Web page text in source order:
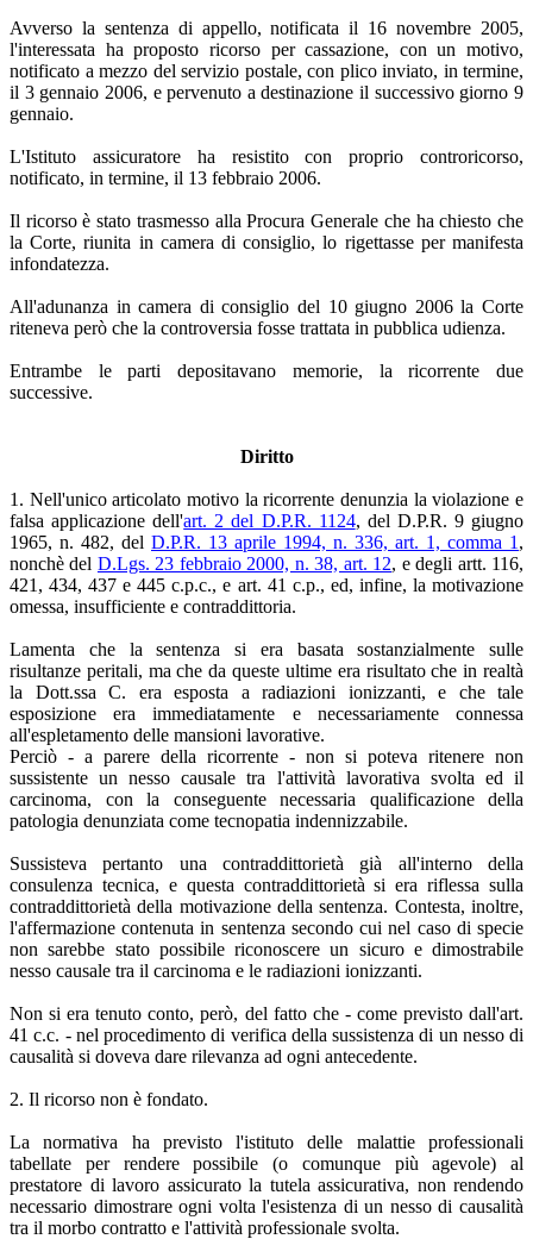
Avverso la sentenza di appello, notificata il 16 novembre 2005,
l'interessata ha proposto ricorso per cassazione, con un motivo,
notificato a mezzo del servizio postale, con plico inviato, in termine,
il 3 gennaio 2006, e pervenuto a destinazione il successivo giorno 9
gennaio.
L'Istituto assicuratore ha resistito con proprio controricorso,
notificato, in termine, il 13 febbraio 2006.
Il ricorso è stato trasmesso alla Procura Generale che ha chiesto che
la Corte, riunita in camera di consiglio, lo rigettasse per manifesta
infondatezza.
All'adunanza in camera di consiglio del 10 giugno 2006 la Corte
riteneva però che la controversia fosse trattata in pubblica udienza.
Entrambe le parti depositavano memorie, la ricorrente due
successive.
Diritto
1. Nell'unico articolato motivo la ricorrente denunzia la violazione e
falsa applicazione dell'art. 2 del D.P.R. 1124, del D.P.R. 9 giugno
1965, n. 482, del D.P.R. 13 aprile 1994, n. 336, art. 1, comma 1 ,
nonchè del D.Lgs. 23 febbraio 2000, n. 38, art. 12, e degli artt. 116,
421, 434, 437 e 445 c.p.c., e art. 41 c.p., ed, infine, la motivazione
omessa, insufficiente e contraddittoria.
Lamenta che la sentenza si era basata sostanzialmente sulle
risultanze peritali, ma che da queste ultime era risultato che in realtà
la Dott.ssa C. era esposta a radiazioni ionizzanti, e che tale
esposizione era immediatamente e necessariamente connessa
all'espletamento delle mansioni lavorative.
Perciò - a parere della ricorrente - non si poteva ritenere non
sussistente un nesso causale tra l'attività lavorativa svolta ed il
carcinoma, con la conseguente necessaria qualificazione della
patologia denunziata come tecnopatia indennizzabile.
Sussisteva pertanto una contraddittorietà già all'interno della
consulenza tecnica, e questa contraddittorietà si era riflessa sulla
contraddittorietà della motivazione della sentenza. Contesta, inoltre,
l'affermazione contenuta in sentenza secondo cui nel caso di specie
non sarebbe stato possibile riconoscere un sicuro e dimostrabile
nesso causale tra il carcinoma e le radiazioni ionizzanti.
Non si era tenuto conto, però, del fatto che - come previsto dall'art.
41 c.c. - nel procedimento di verifica della sussistenza di un nesso di
causalità si doveva dare rilevanza ad ogni antecedente.
2. Il ricorso non è fondato.
La normativa ha previsto l'istituto delle malattie professionali
tabellate per rendere possibile (o comunque più agevole) al
prestatore di lavoro assicurato la tutela assicurativa, non rendendo
necessario dimostrare ogni volta l'esistenza di un nesso di causalità
tra il morbo contratto e l'attività professionale svolta.